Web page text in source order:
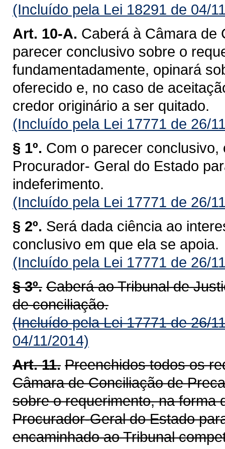
(Incluído pela Lei 18291 de 04/
Art. 10-A. Caberá à Câmara de
parecer conclusivo sobre o
fundamentadamente, opinará
oferecido e, no caso de
credor originário a ser quitado.
(Incluído pela Lei 17771 de 26/
§ 1º. Com o parecer
Procurador- Geral do Estado
indeferimento.
(Incluído pela Lei 17771 de 26/
§ 2º. Será dada ciência ao
conclusivo em que ela se apoia.
(Incluído pela Lei 17771 de 26/
§ 3º. Caberá ao Tribunal de
de conciliação.
(Incluído pela Lei 17771 de 26/
04/11/2014)
Art. 11. Preenchidos todos os
Câmara de Conciliação de
sobre o requerimento, na forma
Procurador-Geral do Estado
encaminhado ao Tribunal